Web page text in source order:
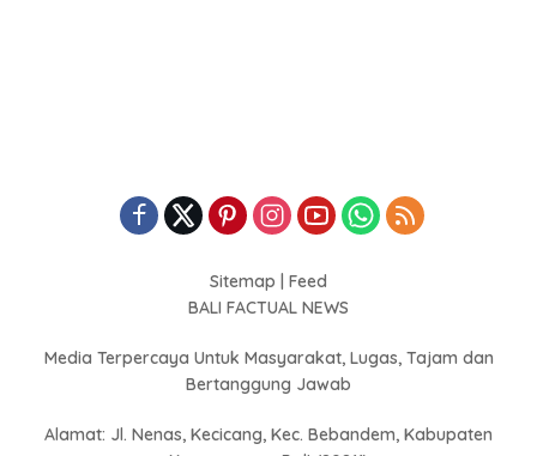
Sitemap
Feed
BALI FACTUAL NEWS
Media Terpercaya Untuk Masyarakat, Lugas, Tajam dan
Bertanggung Jawab
Alamat: Jl. Nenas, Kecicang, Kec. Bebandem, Kabupaten